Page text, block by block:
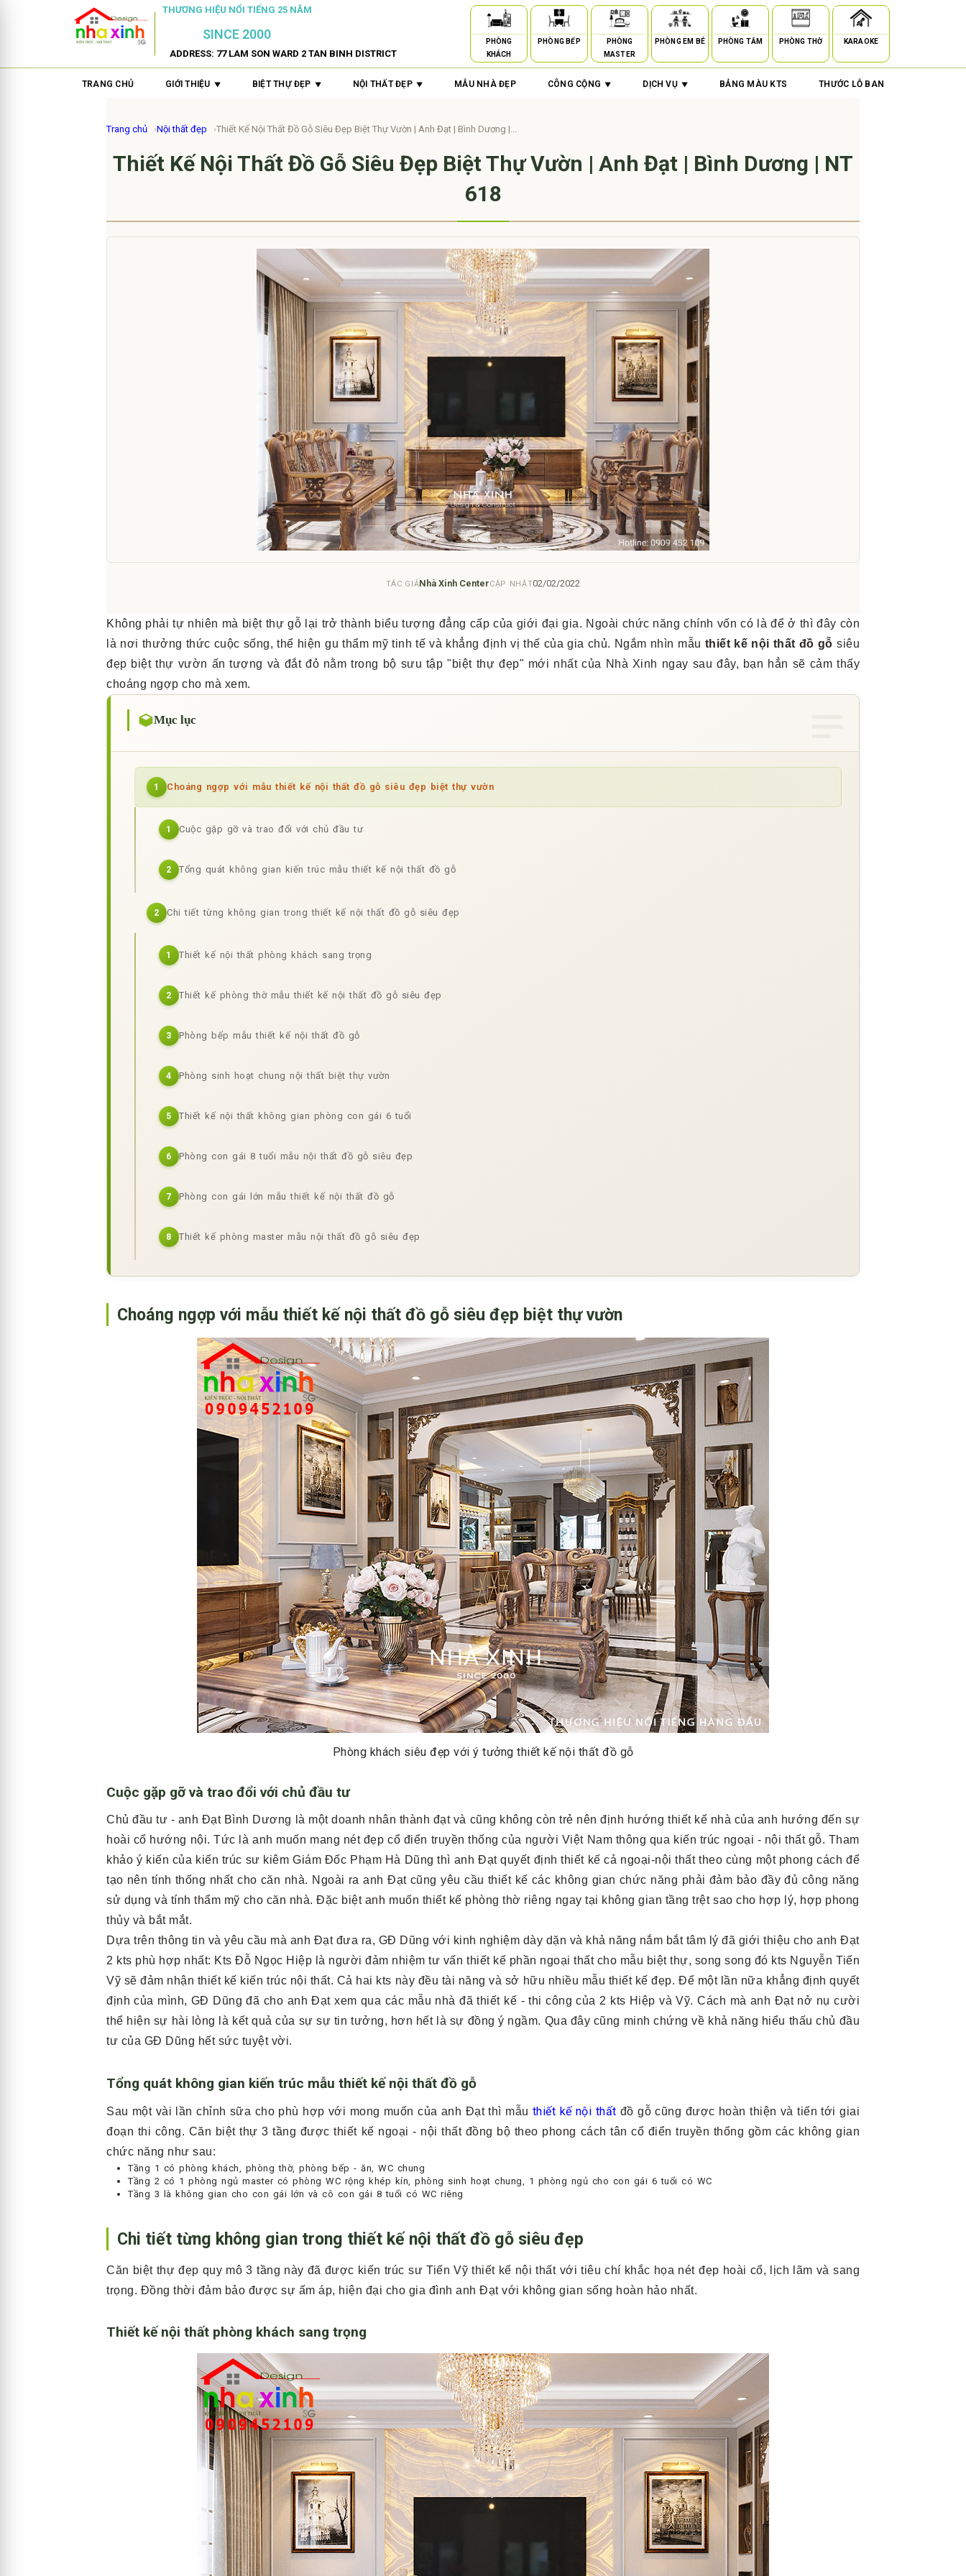
THƯƠNG HIỆU NỔI TIẾNG 25 NĂM
SINCE 2000
ADDRESS: 77 LAM SON WARD 2 TAN BINH DISTRICT
PHÒNG
KHÁCH
PHÒNG BẾP
PHÒNG
MASTER
PHÒNG EM BÉ PHÒNG TẮM PHÒNG THỜ KARAOKE
TRANG CHỦ GIỚI THIỆU BIỆT THỰ ĐẸP NỘI THẤT ĐẸP MẪU NHÀ ĐẸP CÔNG CỘNG DỊCH VỤ BẢNG MÀU KTS THƯỚC LỖ BAN
Trang chủ Nội thất đẹp Thiết Kế Nội Thất Đồ Gỗ Siêu Đẹp Biệt Thự Vườn | Anh Đạt | Bình Dương |...
Thiết Kế Nội Thất Đồ Gỗ Siêu Đẹp Biệt Thự Vườn | Anh Đạt | Bình Dương | NT
618
TÁC GIẢNhà Xinh CenterCẬP NHẬT02/02/2022
Không phải tự nhiên mà biệt thự gỗ lại trở thành biểu tượng đẳng cấp của giới đại gia. Ngoài chức năng chính vốn có là để ở thì đây còn
là nơi thưởng thức cuộc sống, thể hiện gu thẩm mỹ tinh tế và khẳng định vị thế của gia chủ. Ngắm nhìn mẫu thiết kế nội thất đồ gỗ siêu
đẹp biệt thự vườn ấn tượng và đắt đỏ nằm trong bộ sưu tập "biệt thự đẹp" mới nhất của Nhà Xinh ngay sau đây, bạn hẳn sẽ cảm thấy
choáng ngợp cho mà xem.
Mục lục
1 Choáng ngợp với mẫu thiết kế nội thất đồ gỗ siêu đẹp biệt thự vườn
1 Cuộc gặp gỡ và trao đổi với chủ đầu tư
2 Tổng quát không gian kiến trúc mẫu thiết kế nội thất đồ gỗ
2 Chi tiết từng không gian trong thiết kế nội thất đồ gỗ siêu đẹp
1 Thiết kế nội thất phòng khách sang trọng
2 Thiết kế phòng thờ mẫu thiết kế nội thất đồ gỗ siêu đẹp
3 Phòng bếp mẫu thiết kế nội thất đồ gỗ
4 Phòng sinh hoạt chung nội thất biệt thự vườn
5 Thiết kế nội thất không gian phòng con gái 6 tuổi
6 Phòng con gái 8 tuổi mẫu nội thất đồ gỗ siêu đẹp
7 Phòng con gái lớn mẫu thiết kế nội thất đồ gỗ
8 Thiết kế phòng master mẫu nội thất đồ gỗ siêu đẹp
Choáng ngợp với mẫu thiết kế nội thất đồ gỗ siêu đẹp biệt thự vườn
Phòng khách siêu đẹp với ý tưởng thiết kế nội thất đồ gỗ
Cuộc gặp gỡ và trao đổi với chủ đầu tư
Chủ đầu tư - anh Đạt Bình Dương là một doanh nhân thành đạt và cũng không còn trẻ nên định hướng thiết kế nhà của anh hướng đến sự
hoài cổ hướng nội. Tức là anh muốn mang nét đẹp cổ điển truyền thống của người Việt Nam thông qua kiến trúc ngoại - nội thất gỗ. Tham
khảo ý kiến của kiến trúc sư kiêm Giám Đốc Phạm Hà Dũng thì anh Đạt quyết định thiết kế cả ngoại-nội thất theo cùng một phong cách để
tạo nên tính thống nhất cho căn nhà. Ngoài ra anh Đạt cũng yêu cầu thiết kế các không gian chức năng phải đảm bảo đầy đủ công năng
sử dụng và tính thẩm mỹ cho căn nhà. Đặc biệt anh muốn thiết kế phòng thờ riêng ngay tại không gian tầng trệt sao cho hợp lý, hợp phong
thủy và bắt mắt.
Dựa trên thông tin và yêu cầu mà anh Đạt đưa ra, GĐ Dũng với kinh nghiệm dày dặn và khả năng nắm bắt tâm lý đã giới thiệu cho anh Đạt
2 kts phù hợp nhất: Kts Đỗ Ngọc Hiệp là người đảm nhiệm tư vấn thiết kế phần ngoại thất cho mẫu biệt thự, song song đó kts Nguyễn Tiến
Vỹ sẽ đảm nhận thiết kế kiến trúc nội thất. Cả hai kts này đều tài năng và sở hữu nhiều mẫu thiết kế đẹp. Để một lần nữa khẳng định quyết
định của mình, GĐ Dũng đã cho anh Đạt xem qua các mẫu nhà đã thiết kế - thi công của 2 kts Hiệp và Vỹ. Cách mà anh Đạt nở nụ cười
thể hiện sự hài lòng là kết quả của sự sự tin tưởng, hơn hết là sự đồng ý ngầm. Qua đây cũng minh chứng về khả năng hiểu thấu chủ đầu
tư của GĐ Dũng hết sức tuyệt vời.
Tổng quát không gian kiến trúc mẫu thiết kế nội thất đồ gỗ
Sau một vài lần chỉnh sữa cho phù hợp với mong muốn của anh Đạt thì mẫu thiết kế nội thất đồ gỗ cũng được hoàn thiện và tiến tới giai
đoạn thi công. Căn biệt thự 3 tầng được thiết kế ngoại - nội thất đồng bộ theo phong cách tân cổ điển truyền thống gồm các không gian
chức năng như sau:
Tầng 1 có phòng khách, phòng thờ, phòng bếp - ăn, WC chung
Tầng 2 có 1 phòng ngủ master có phòng WC rộng khép kín, phòng sinh hoạt chung, 1 phòng ngủ cho con gái 6 tuổi có WC
Tầng 3 là không gian cho con gái lớn và cô con gái 8 tuổi có WC riêng
Chi tiết từng không gian trong thiết kế nội thất đồ gỗ siêu đẹp
Căn biệt thự đẹp quy mô 3 tầng này đã được kiến trúc sư Tiến Vỹ thiết kế nội thất với tiêu chí khắc họa nét đẹp hoài cổ, lịch lãm và sang
trọng. Đồng thời đảm bảo được sự ấm áp, hiện đại cho gia đình anh Đạt với không gian sống hoàn hảo nhất.
Thiết kế nội thất phòng khách sang trọng